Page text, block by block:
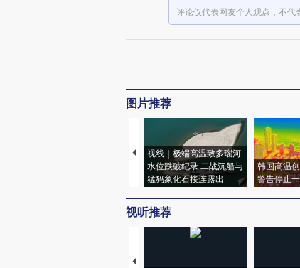
评论仅代表网友个人观点，不代
图片推荐
视线｜极端高温致多瑙河
水位跌破纪录 二战沉船与
猛犸象化石接连露出
韩国高温
警告停止
视听推荐